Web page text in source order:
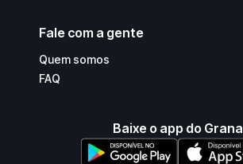
Fale com a gente
Quem somos
FAQ
Baixe o app do Grana